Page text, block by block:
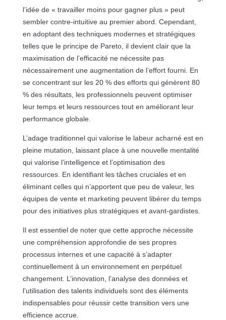
l’idée de « travailler moins pour gagner plus » peut
sembler contre-intuitive au premier abord. Cependant,
en adoptant des techniques modernes et stratégiques
telles que le principe de Pareto, il devient clair que la
maximisation de l’efficacité ne nécessite pas
nécessairement une augmentation de l’effort fourni. En
se concentrant sur les 20 % des efforts qui génèrent 80
% des résultats, les professionnels peuvent optimiser
leur temps et leurs ressources tout en améliorant leur
performance globale.
L’adage traditionnel qui valorise le labeur acharné est en
pleine mutation, laissant place à une nouvelle mentalité
qui valorise l’intelligence et l’optimisation des
ressources. En identifiant les tâches cruciales et en
éliminant celles qui n’apportent que peu de valeur, les
équipes de vente et marketing peuvent libérer du temps
pour des initiatives plus stratégiques et avant-gardistes.
Il est essentiel de noter que cette approche nécessite
une compréhension approfondie de ses propres
processus internes et une capacité à s’adapter
continuellement à un environnement en perpétuel
changement. L’innovation, l’analyse des données et
l’utilisation des talents individuels sont des éléments
indispensables pour réussir cette transition vers une
efficience accrue.